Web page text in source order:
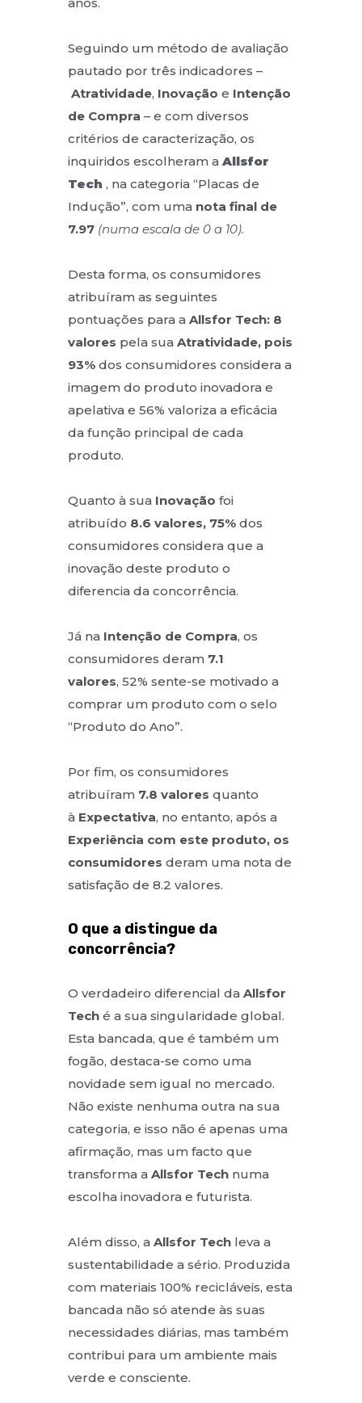
Seguindo um método de avaliação
pautado por três indicadores –
Atratividade, Inovação e Intenção
de Compra – e com diversos
critérios de caracterização, os
inquiridos escolheram a Allsfor
Tech , na categoria “Placas de
Indução”, com uma nota final de
7.97 (numa escala de 0 a 10).
Desta forma, os consumidores
atribuíram as seguintes
pontuações para a Allsfor Tech: 8
valores pela sua Atratividade, pois
93% dos consumidores considera a
imagem do produto inovadora e
apelativa e 56% valoriza a eficácia
da função principal de cada
produto.
Quanto à sua Inovação foi
atribuído 8.6 valores, 75% dos
consumidores considera que a
inovação deste produto o
diferencia da concorrência.
Já na Intenção de Compra, os
consumidores deram 7.1
valores, 52% sente-se motivado a
comprar um produto com o selo
“Produto do Ano”.
Por fim, os consumidores
atribuíram 7.8 valores quanto
à Expectativa, no entanto, após a
Experiência com este produto, os
consumidores deram uma nota de
satisfação de 8.2 valores.
O que a distingue da
concorrência?
O verdadeiro diferencial da Allsfor
Tech é a sua singularidade global.
Esta bancada, que é também um
fogão, destaca-se como uma
novidade sem igual no mercado.
Não existe nenhuma outra na sua
categoria, e isso não é apenas uma
afirmação, mas um facto que
transforma a Allsfor Tech numa
escolha inovadora e futurista.
Além disso, a Allsfor Tech leva a
sustentabilidade a sério. Produzida
com materiais 100% recicláveis, esta
bancada não só atende às suas
necessidades diárias, mas também
contribui para um ambiente mais
verde e consciente.